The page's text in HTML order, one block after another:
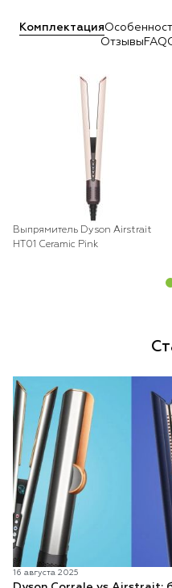
Комплектация
Отзывы FAQ
Выпрямитель Dyson Airstrait
HT01 Ceramic Pink
16 августа 2025